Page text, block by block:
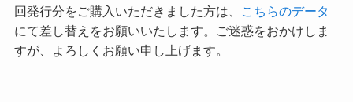
回発行分をご購入いただきました方は、
こちらのデータ
にて差し替えをお願いいたします。ご迷惑をおかけしま
すが、よろしくお願い申し上げます。